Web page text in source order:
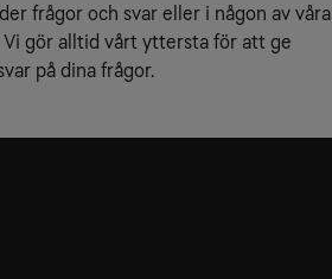
frågor och svar eller i någon av våra
gör alltid vårt yttersta för att ge
på dina frågor.